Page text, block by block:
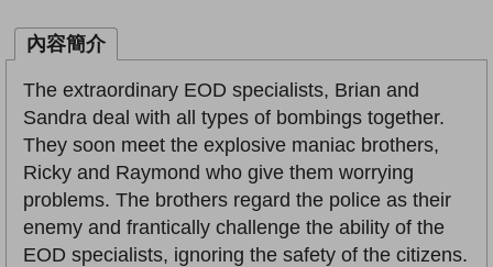
內容簡介
The extraordinary EOD specialists, Brian and
Sandra deal with all types of bombings together.
They soon meet the explosive maniac brothers,
Ricky and Raymond who give them worrying
problems. The brothers regard the police as their
enemy and frantically challenge the ability of the
EOD specialists, ignoring the safety of the citizens.